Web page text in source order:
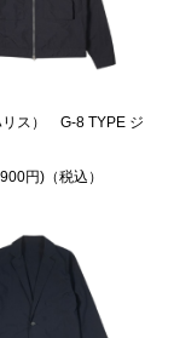
リス） G-8 TYPE ジ
円)（税込）